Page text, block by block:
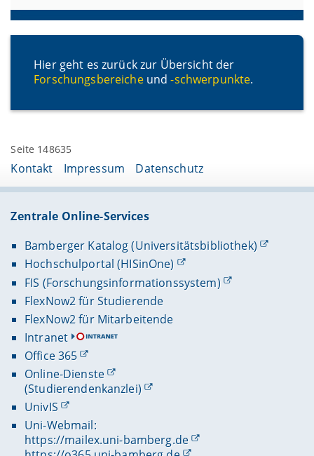
Hier geht es zurück zur Übersicht der
Forschungsbereicheund-schwerpunkte.
Seite 148635
Kontakt Impressum Datenschutz
Zentrale Online-Services
Bamberger Katalog (Universitätsbibliothek)
Hochschulportal (HISinOne)
FIS (Forschungsinformationssystem)
FlexNow2 für Studierende
FlexNow2 für Mitarbeitende
Intranet
Office 365
Online-Dienste
(Studierendenkanzlei)
UnivIS
Uni-Webmail:
https://mailex.uni-bamberg.de